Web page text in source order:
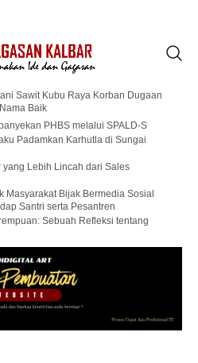
Sawit Kubu Raya Korban Dugaan
Baik
PHBS melalui SPALD-S
Padamkan Karhutla di Sungai
yang Lebih Lincah dari Sales
Masyarakat Bijak Bermedia Sosial
Santri serta Pesantren
Sebuah Refleksi tentang